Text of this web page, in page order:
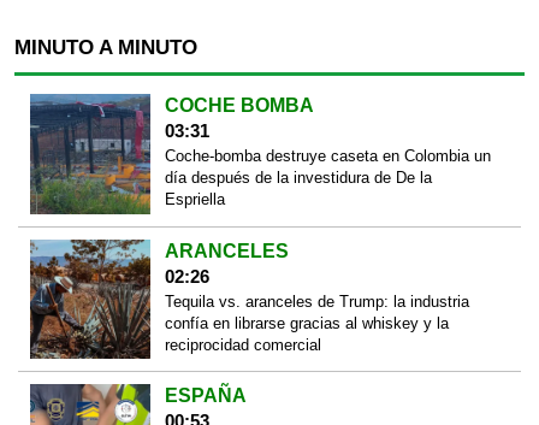
MINUTO A MINUTO
COCHE BOMBA
03:31
Coche-bomba destruye caseta en Colombia un
día después de la investidura de De la
Espriella
ARANCELES
02:26
Tequila vs. aranceles de Trump: la industria
confía en librarse gracias al whiskey y la
reciprocidad comercial
ESPAÑA